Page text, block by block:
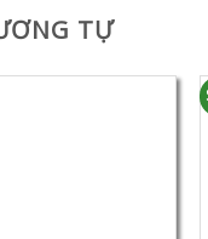
TỰ